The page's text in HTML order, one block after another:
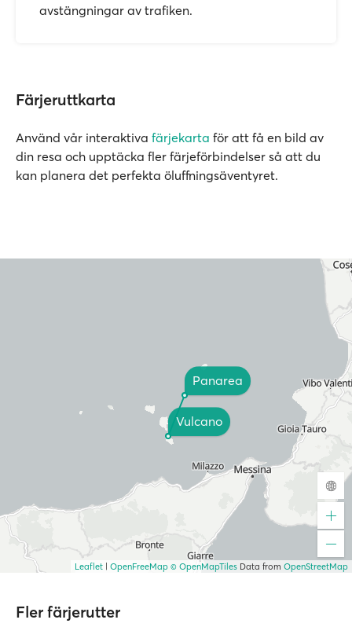
avstängningar av trafiken.
Färjeruttkarta
Använd vår interaktiva färjekarta för att få en bild av
din resa och upptäcka fler färjeförbindelser så att du
kan planera det perfekta öluffningsäventyret.
Panarea
Vulcano
Leaflet OpenFreeMap © OpenMapTiles Data from OpenStreetMap
Fler färjerutter